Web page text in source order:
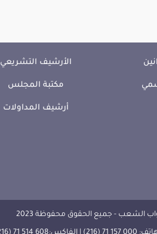
الأرشيف التشريعي
مكتبة المجلس
أرشيف المداولات
الشعب - جميع الحقوق محفوظة 2023